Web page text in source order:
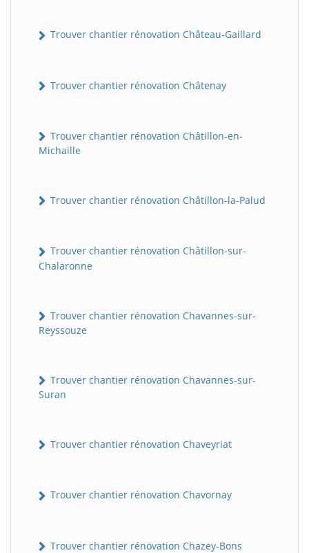
Trouver chantier rénovation Château-Gaillard
Trouver chantier rénovation Châtenay
Trouver chantier rénovation Châtillon-en-
Michaille
Trouver chantier rénovation Châtillon-la-Palud
Trouver chantier rénovation Châtillon-sur-
Chalaronne
Trouver chantier rénovation Chavannes-sur-
Reyssouze
Trouver chantier rénovation Chavannes-sur-
Suran
Trouver chantier rénovation Chaveyriat
Trouver chantier rénovation Chavornay
Trouver chantier rénovation Chazey-Bons